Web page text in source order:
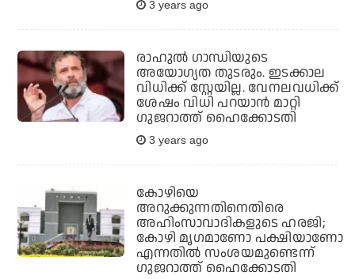
3 years ago
രാഹുല്‍ ഗാന്ധിയുടെ
അയോഗ്യത തുടരും. ഇടക്കാല
വിധിക്ക് സ്റ്റേയില്ല. വേനലവധിക്ക്
ശേഷം വിധി പറയാന്‍ മാറ്റി
ഗുജറാത്ത് ഹൈക്കോടതി
3 years ago
കോഴിയെ
അറുക്കുന്നതിനെതിരെ
അഹിംസാവാദികളുടെ ഹരജി;
കോഴി മൃഗമാണോ പക്ഷിയാണോ
എന്നതില്‍ സംശയമുണ്ടെന്ന്
ഗുജറാത്ത് ഹൈക്കോടതി